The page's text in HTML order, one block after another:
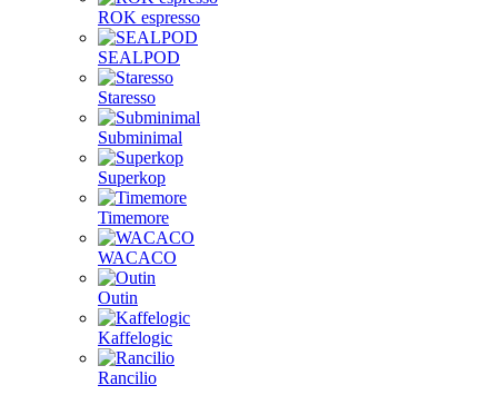
ROK espresso
SEALPOD
Staresso
Subminimal
Superkop
Timemore
WACACO
Outin
Kaffelogic
Rancilio